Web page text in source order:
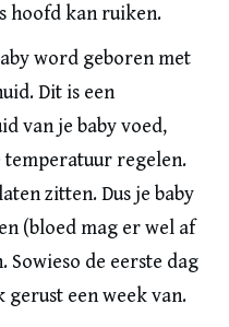
hoofd kan ruiken.
word geboren met
Dit is een
van je baby voed,
regelen.
zitten. Dus je baby
(bloed mag er wel af
Sowieso de eerste dag
een week van.